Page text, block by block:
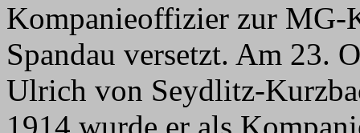
Kompanieoffizier zur MG-
Spandau versetzt. Am 23.
Ulrich von Seydlitz-